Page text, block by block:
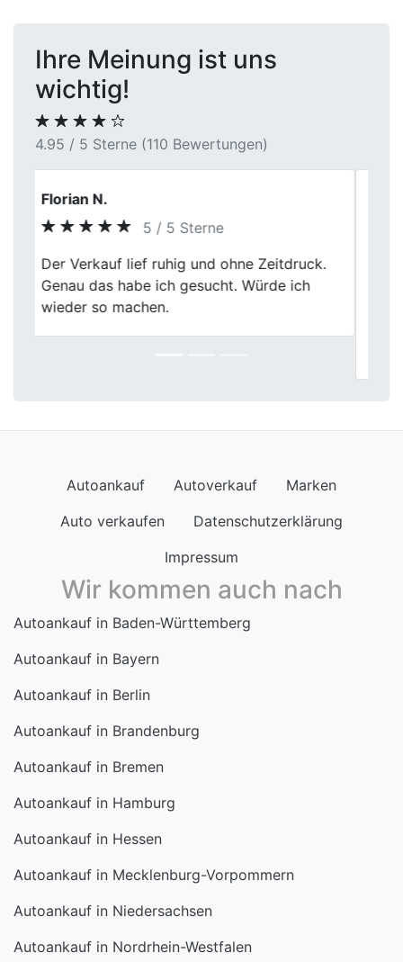
Ihre Meinung ist uns
wichtig!
4.95 / 5 Sterne (110 Bewertungen)
Lena
5 / 5 Sterne
Fairer Autoverkauf. Ich habe meinen
Unfallwagen bei Fischer Autoankauf
verkauft. Die Bewertung war transparent
Previous
Autoankauf Autoverkauf
Marken
Auto verkaufen
Datenschutzerklärung
Impressum
Wir kommen auch nach
Autoankauf in Baden-Württemberg
Autoankauf in Bayern
Autoankauf in Berlin
Autoankauf in Brandenburg
Autoankauf in Bremen
Autoankauf in Hamburg
Autoankauf in Hessen
Autoankauf in Mecklenburg-Vorpommern
Autoankauf in Niedersachsen
Autoankauf in Nordrhein-Westfalen